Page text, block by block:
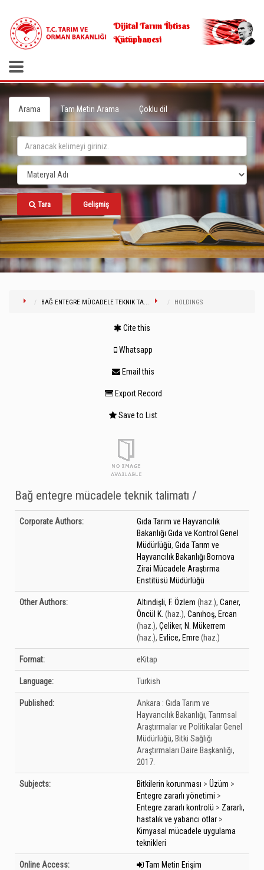
Dijital Tarım İhtisas
Kütüphanesi
Arama Tam Metin Arama Çoklu dil
Tara Gelişmiş
BAĞ ENTEGRE MÜCADELE TEKNIK TA... HOLDINGS
Cite this
Whatsapp
Email this
Export Record
Save to List
Bağ entegre mücadele teknik talimatı /
Bibliographic Details
Corporate Authors:
Gıda Tarım ve Hayvancılık
Bakanlığı Gıda ve Kontrol Genel
Müdürlüğü, Gıda Tarım ve
Hayvancılık Bakanlığı Bornova
Zirai Mücadele Araştırma
Enstitüsü Müdürlüğü
Other Authors: Altındişli, F. Özlem (haz.), Caner,
Öncül K. (haz.), Canıhoş, Ercan
(haz.), Çeliker, N. Mükerrem
(haz.), Evlice, Emre (haz.)
Format: eKitap
Language: Turkish
Published: Ankara : Gıda Tarım ve
Hayvancılık Bakanlığı, Tarımsal
Araştırmalar ve Politikalar Genel
Müdürlüğü, Bitki Sağlığı
Araştırmaları Daire Başkanlığı,
2017.
Subjects: Bitkilerin korunması > Üzüm >
Entegre zararlı yönetimi >
Entegre zararlı kontrolü > Zararlı,
hastalık ve yabancı otlar >
Kimyasal mücadele uygulama
teknikleri
Online Access: Tam Metin Erişim